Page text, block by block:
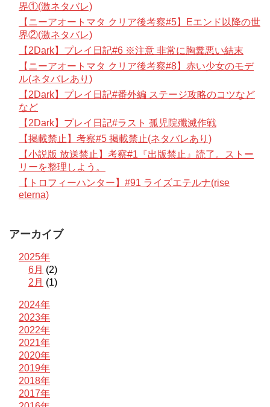
界①(激ネタバレ)
【ニーアオートマタ クリア後考察#5】Eエンド以降の世
界②(激ネタバレ)
【2Dark】プレイ日記#6 ※注意 非常に胸糞悪い結末
【ニーアオートマタ クリア後考察#8】赤い少女のモデ
ル(ネタバレあり)
【2Dark】プレイ日記#番外編 ステージ攻略のコツなど
など
【2Dark】プレイ日記#ラスト 孤児院殲滅作戦
【掲載禁止】考察#5 掲載禁止(ネタバレあり)
【小説版 放送禁止】考察#1『出版禁止』読了。ストー
リーを整理しよう。
【トロフィーハンター】#91 ライズエテルナ(rise
eterna)
アーカイブ
2025年
6月 (2)
2月 (1)
2024年
2023年
2022年
2021年
2020年
2019年
2018年
2017年